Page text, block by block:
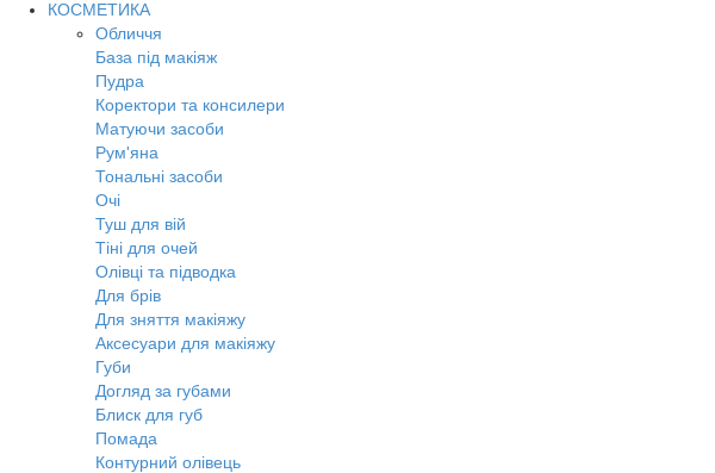
КОСМЕТИКА
Обличчя
База під макіяж
Пудра
Коректори та консилери
Матуючи засоби
Рум'яна
Тональні засоби
Очі
Туш для вій
Тіні для очей
Олівці та підводка
Для брів
Для зняття макіяжу
Аксесуари для макіяжу
Губи
Догляд за губами
Блиск для губ
Помада
Контурний олівець